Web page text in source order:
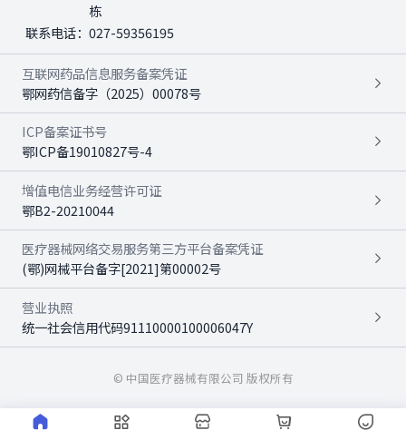
栋
联系电话： 027-59356195
互联网药品信息服务备案凭证
鄂网药信备字（2025）00078号
ICP备案证书号
鄂ICP备19010827号-4
增值电信业务经营许可证
鄂B2-20210044
医疗器械网络交易服务第三方平台备案凭证
(鄂)网械平台备字[2021]第00002号
营业执照
统一社会信用代码91110000100006047Y
© 中国医疗器械有限公司 版权所有